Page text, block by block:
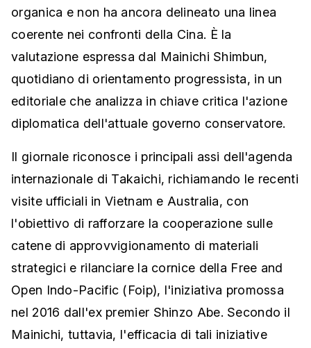
organica e non ha ancora delineato una linea
coerente nei confronti della Cina. È la
valutazione espressa dal Mainichi Shimbun,
quotidiano di orientamento progressista, in un
editoriale che analizza in chiave critica l'azione
diplomatica dell'attuale governo conservatore.
Il giornale riconosce i principali assi dell'agenda
internazionale di Takaichi, richiamando le recenti
visite ufficiali in Vietnam e Australia, con
l'obiettivo di rafforzare la cooperazione sulle
catene di approvvigionamento di materiali
strategici e rilanciare la cornice della Free and
Open Indo-Pacific (Foip), l'iniziativa promossa
nel 2016 dall'ex premier Shinzo Abe. Secondo il
Mainichi, tuttavia, l'efficacia di tali iniziative